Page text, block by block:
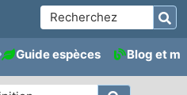
Guide espèces Blog et